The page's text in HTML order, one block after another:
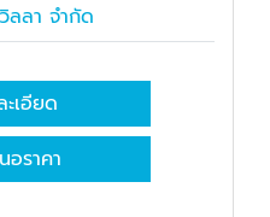
ลลา จำกัด
เอียด
อราคา